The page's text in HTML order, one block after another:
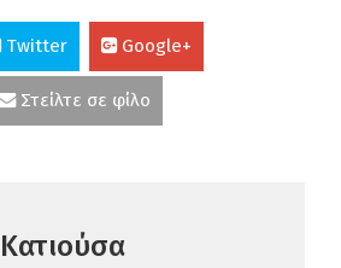
Twitter Google+
Στείλτε σε φίλο
Κατιούσα